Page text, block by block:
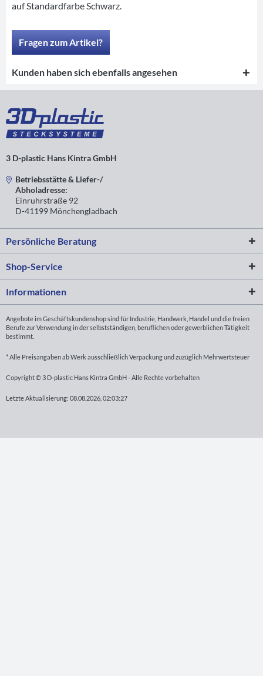
auf Standardfarbe Schwarz.
Fragen zum Artikel?
Kunden haben sich ebenfalls angesehen
3 D-plastic Hans Kintra GmbH
Betriebsstätte & Liefer-/
Abholadresse:
Einruhrstraße 92
D-41199 Mönchengladbach
Persönliche Beratung
Shop-Service
Informationen
Angebote im Geschäftskundenshop sind für Industrie, Handwerk, Handel und die freien
Berufe zur Verwendung in der selbstständigen, beruflichen oder gewerblichen Tätigkeit
bestimmt.
* Alle Preisangaben ab Werk ausschließlich Verpackung und zuzüglich Mehrwertsteuer
Copyright © 3 D-plastic Hans Kintra GmbH - Alle Rechte vorbehalten
Letzte Aktualisierung: 08.08.2026, 02:03:27